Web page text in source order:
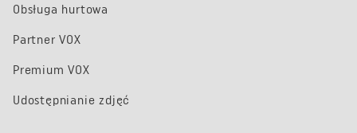
Obsługa hurtowa
Partner VOX
Premium VOX
Udostępnianie zdjęć